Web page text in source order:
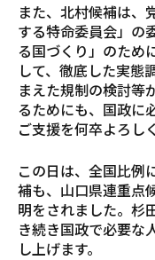
また、北村候補は、
する特命委員会」の
る国づくり」のため
して、徹底した実態
まえた規制の検討等
るためにも、国政に
ご支援を何卒よろし
この日は、全国比例
補も、山口県連重点
明をされました。杉
き続き国政で必要な
し上げます。